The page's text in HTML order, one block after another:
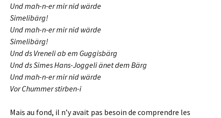
Und mah-n-er mir nid wärde
Simelibärg!
Und mah-n-er mir nid wärde
Simelibärg!
Und ds Vreneli ab em Guggisbärg
Und ds Simes Hans-Joggeli änet dem Bärg
Und mah-n-er mir nid wärde
Vor Chummer stirben-i
Mais au fond, il n’y avait pas besoin de comprendre les